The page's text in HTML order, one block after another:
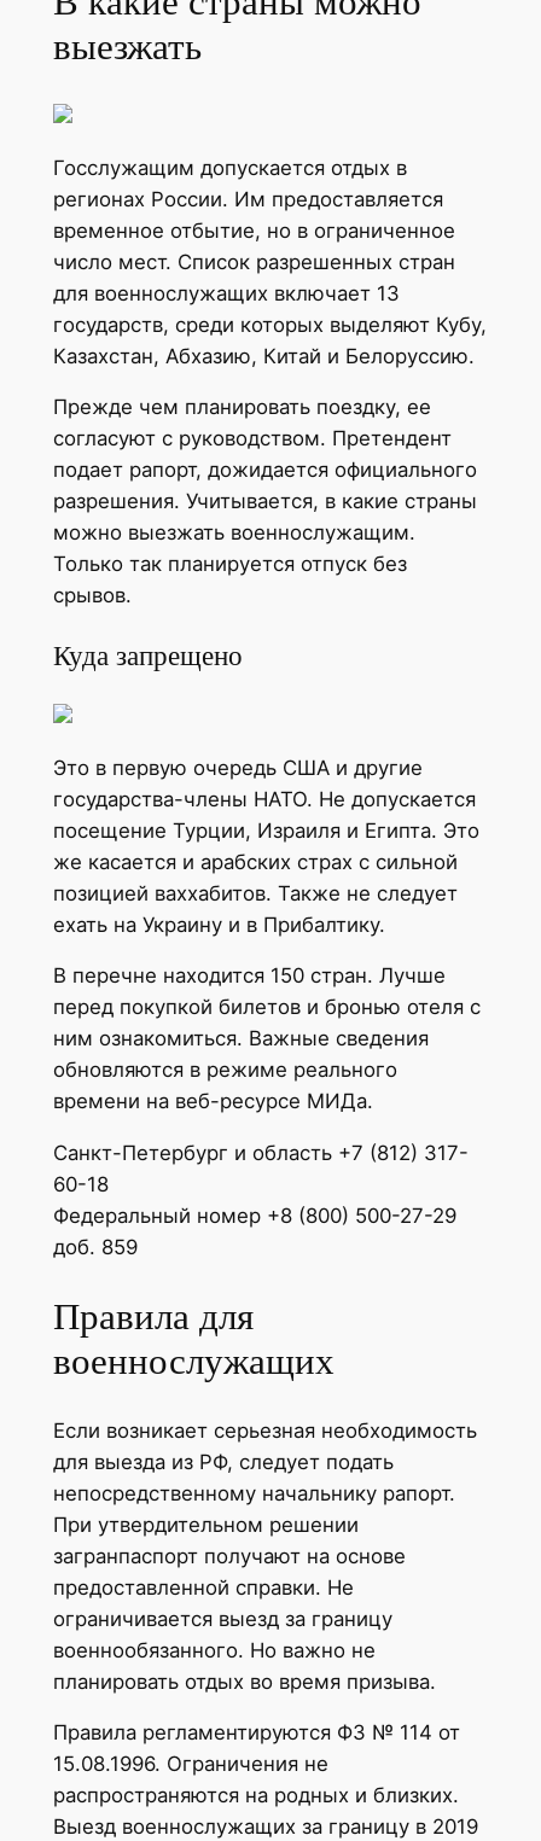
выезжать
Госслужащим допускается отдых в
регионах России. Им предоставляется
временное отбытие, но в ограниченное
число мест. Список разрешенных стран
для военнослужащих включает 13
государств, среди которых выделяют Кубу,
Казахстан, Абхазию, Китай и Белоруссию.
Прежде чем планировать поездку, ее
согласуют с руководством. Претендент
подает рапорт, дожидается официального
разрешения. Учитывается, в какие страны
можно выезжать военнослужащим.
Только так планируется отпуск без
срывов.
Куда запрещено
Это в первую очередь США и другие
государства-члены НАТО. Не допускается
посещение Турции, Израиля и Египта. Это
же касается и арабских страх с сильной
позицией ваххабитов. Также не следует
ехать на Украину и в Прибалтику.
В перечне находится 150 стран. Лучше
перед покупкой билетов и бронью отеля с
ним ознакомиться. Важные сведения
обновляются в режиме реального
времени на веб-ресурсе МИДа.
Санкт-Петербург и область +7 (812) 317-
60-18
Федеральный номер +8 (800) 500-27-29
доб. 859
Правила для
военнослужащих
Если возникает серьезная необходимость
для выезда из РФ, следует подать
непосредственному начальнику рапорт.
При утвердительном решении
загранпаспорт получают на основе
предоставленной справки. Не
ограничивается выезд за границу
военнообязанного. Но важно не
планировать отдых во время призыва.
Правила регламентируются ФЗ № 114 от
15.08.1996. Ограничения не
распространяются на родных и близких.
Выезд военнослужащих за границу в 2019